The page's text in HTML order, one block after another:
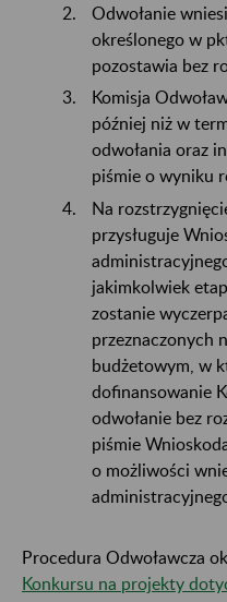
Odwołanie
określonego w
pozostawia bez
Komisja
później niż w
odwołania oraz
piśmie o wyniku
Na
przysługuje
jakimkolwiek
zostanie
przeznaczonych
budżetowym, w
dofinansowanie
odwołanie bez
piśmie
o możliwości
Procedura Odwoławcza
Konkursu na projekty